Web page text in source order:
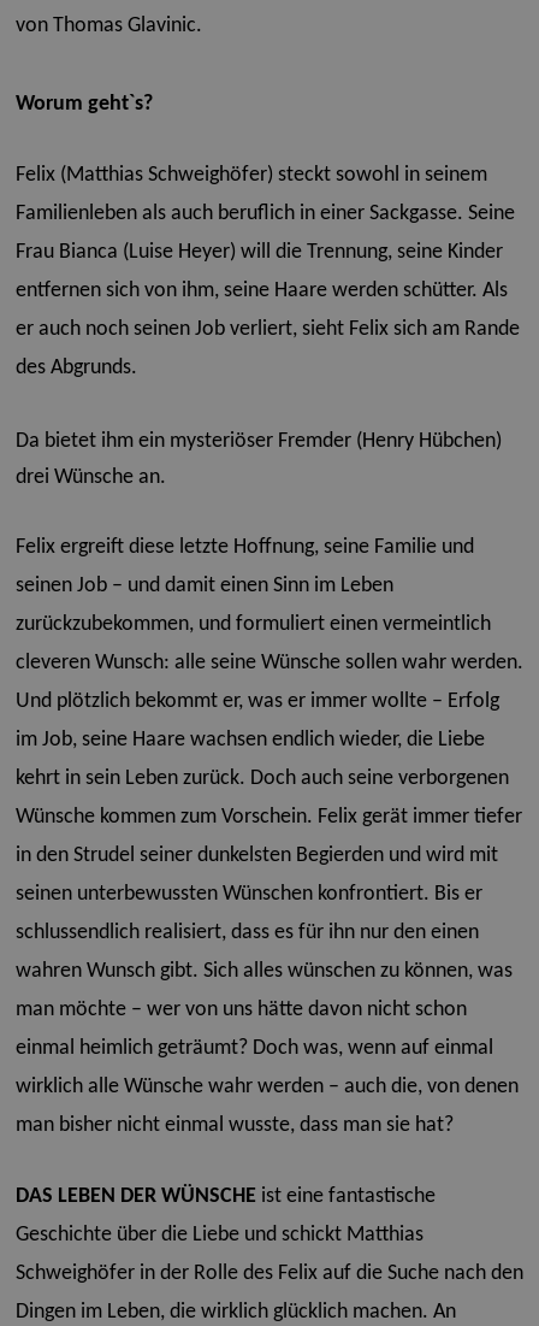
von Thomas Glavinic.
Worum geht`s?
Felix (Matthias Schweighöfer) steckt sowohl in seinem
Familienleben als auch beruflich in einer Sackgasse. Seine
Frau Bianca (Luise Heyer) will die Trennung, seine Kinder
entfernen sich von ihm, seine Haare werden schütter. Als
er auch noch seinen Job verliert, sieht Felix sich am Rande
des Abgrunds.
Da bietet ihm ein mysteriöser Fremder (Henry Hübchen)
drei Wünsche an.
Felix ergreift diese letzte Hoffnung, seine Familie und
seinen Job – und damit einen Sinn im Leben
zurückzubekommen, und formuliert einen vermeintlich
cleveren Wunsch: alle seine Wünsche sollen wahr werden.
Und plötzlich bekommt er, was er immer wollte – Erfolg
im Job, seine Haare wachsen endlich wieder, die Liebe
kehrt in sein Leben zurück. Doch auch seine verborgenen
Wünsche kommen zum Vorschein. Felix gerät immer tiefer
in den Strudel seiner dunkelsten Begierden und wird mit
seinen unterbewussten Wünschen konfrontiert. Bis er
schlussendlich realisiert, dass es für ihn nur den einen
wahren Wunsch gibt. Sich alles wünschen zu können, was
man möchte – wer von uns hätte davon nicht schon
einmal heimlich geträumt? Doch was, wenn auf einmal
wirklich alle Wünsche wahr werden – auch die, von denen
man bisher nicht einmal wusste, dass man sie hat?
DAS LEBEN DER WÜNSCHE ist eine fantastische
Geschichte über die Liebe und schickt Matthias
Schweighöfer in der Rolle des Felix auf die Suche nach den
Dingen im Leben, die wirklich glücklich machen. An